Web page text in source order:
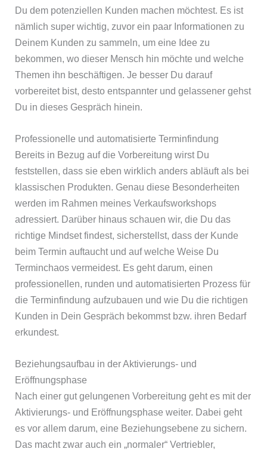
Du dem potenziellen Kunden machen möchtest. Es ist
nämlich super wichtig, zuvor ein paar Informationen zu
Deinem Kunden zu sammeln, um eine Idee zu
bekommen, wo dieser Mensch hin möchte und welche
Themen ihn beschäftigen. Je besser Du darauf
vorbereitet bist, desto entspannter und gelassener gehst
Du in dieses Gespräch hinein.
Professionelle und automatisierte Terminfindung
Bereits in Bezug auf die Vorbereitung wirst Du
feststellen, dass sie eben wirklich anders abläuft als bei
klassischen Produkten. Genau diese Besonderheiten
werden im Rahmen meines Verkaufsworkshops
adressiert. Darüber hinaus schauen wir, die Du das
richtige Mindset findest, sicherstellst, dass der Kunde
beim Termin auftaucht und auf welche Weise Du
Terminchaos vermeidest. Es geht darum, einen
professionellen, runden und automatisierten Prozess für
die Terminfindung aufzubauen und wie Du die richtigen
Kunden in Dein Gespräch bekommst bzw. ihren Bedarf
erkundest.
Beziehungsaufbau in der Aktivierungs- und
Eröffnungsphase
Nach einer gut gelungenen Vorbereitung geht es mit der
Aktivierungs- und Eröffnungsphase weiter. Dabei geht
es vor allem darum, eine Beziehungsebene zu sichern.
Das macht zwar auch ein „normaler“ Vertriebler,